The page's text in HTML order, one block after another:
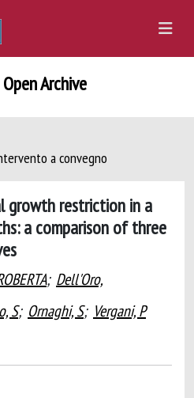
Archive
a convegno
restriction in a
a comparison of three
; Dell'Oro,
S; Ornaghi, S; Vergani, P